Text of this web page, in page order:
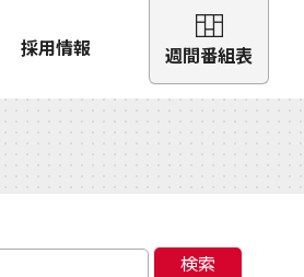
採用情報 週間番組表
検索